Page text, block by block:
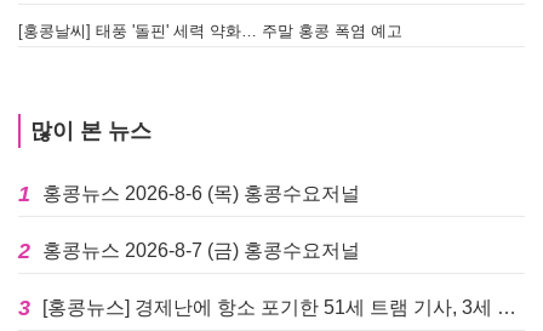
[홍콩날씨] 태풍 '돌핀' 세력 약화… 주말 홍콩 폭염 예고
많이 본 뉴스
1 홍콩뉴스 2026-8-6 (목) 홍콩수요저널
2 홍콩뉴스 2026-8-7 (금) 홍콩수요저널
3 [홍콩뉴스] 경제난에 항소 포기한 51세 트램 기사, 3세 여아 치사 혐의로 '4주 감옥행'